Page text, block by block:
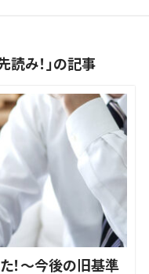
み！」の記事
！～今後の旧基準